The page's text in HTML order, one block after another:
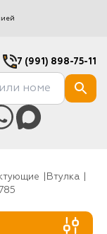
7 (991) 898-75-11
Втулка